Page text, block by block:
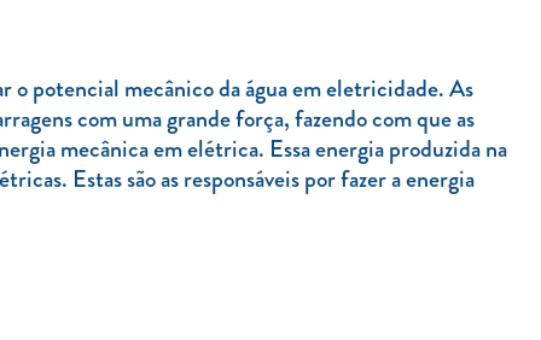
o potencial mecânico da água em eletricidade. As
com uma grande força, fazendo com que as
mecânica em elétrica. Essa energia produzida na
Estas são as responsáveis por fazer a energia